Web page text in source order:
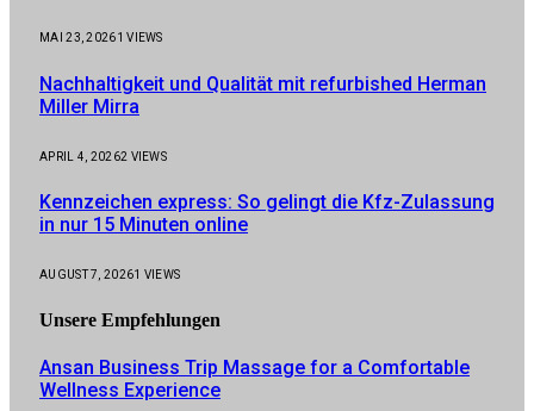
MAI 23, 20261VIEWS
Nachhaltigkeit und Qualität mit refurbished Herman
Miller Mirra
APRIL 4, 20262 VIEWS
Kennzeichen express: So gelingt die Kfz-Zulassung
in nur 15 Minuten online
AUGUST 7, 20261 VIEWS
Unsere Empfehlungen
Ansan Business Trip Massage for a Comfortable
Wellness Experience